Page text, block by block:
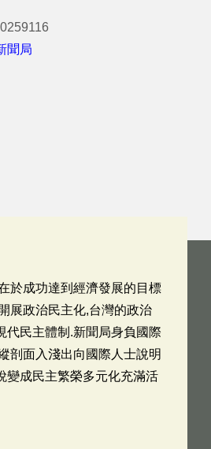
聞局
於成功達到經濟發展的目標
展政治民主化,台灣的政治
代民主體制.新聞局身負國際
剖面入淺出向國際人士說明
變成民主繁榮多元化充滿活